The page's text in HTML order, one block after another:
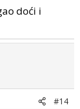
doći i
#14